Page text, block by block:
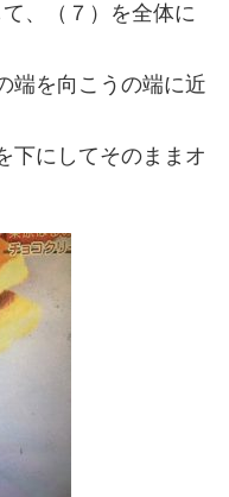
、（７）を全体に
端を向こうの端に近
下にしてそのままオ